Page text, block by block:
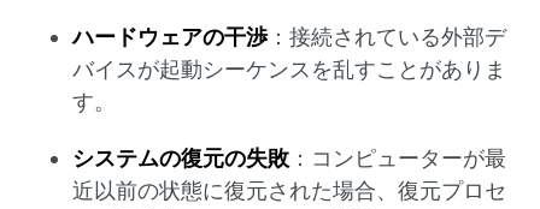
ハードウェアの干渉：接続されている外部デ
バイスが起動シーケンスを乱すことがありま
す。
システムの復元の失敗 ：コンピューターが最
近以前の状態に復元された場合、復元プロセ